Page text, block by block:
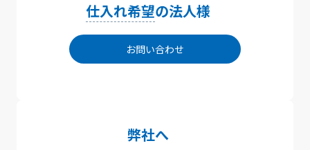
仕入れ希望の法人様
お問い合わせ
弊社へ